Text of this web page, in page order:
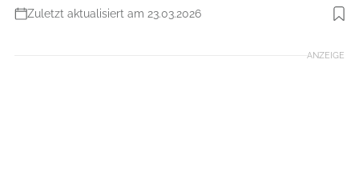
Zuletzt aktualisiert am 23.03.2026
Foto: Hersteller
ANZEIGE